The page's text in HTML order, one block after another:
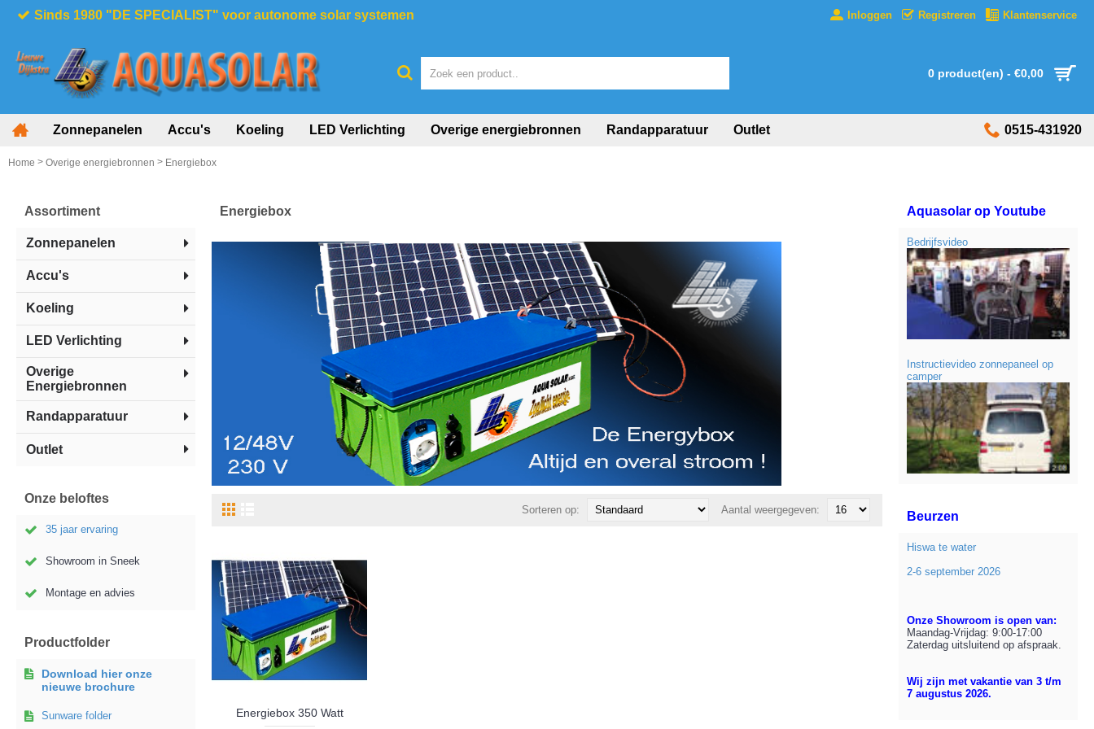
Sinds 1980 "DE SPECIALIST" voor autonome solar systemen Inloggen Registreren Klantenservice
0 product(en) - €0,00
Zonnepanelen Accu's Koeling LED Verlichting Overige energiebronnen Randapparatuur Outlet 0515-431920
Home > Overige energiebronnen > Energiebox
Assortiment
Zonnepanelen
Accu's
Koeling
LED Verlichting
Overige
Energiebronnen
Randapparatuur
Outlet
Onze beloftes
35 jaar ervaring
Showroom in Sneek
Montage en advies
Productfolder
Download hier onze
nieuwe brochure
Sunware folder
Aquasolar op Youtube
Bedrijfsvideo
Instructievideo zonnepaneel op
camper
Beurzen
Hiswa te water
2-6 september 2026
Onze Showroom is open van:
Maandag-Vrijdag: 9:00-17:00
Zaterdag uitsluitend op afspraak.
Wij zijn met vakantie van 3 t/m
7 augustus 2026.
Energiebox
Aantal weergegeven:
Sorteren op:
Energiebox 350 Watt